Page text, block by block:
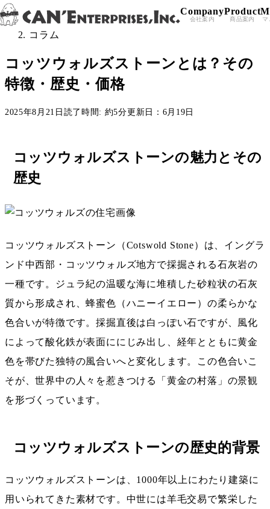
Skip to content
Company
会社案内
Product
商品案内 マ
All Posts ＞
コラム
コッツウォルズストーンとは？その
特徴・歴史・価格
2025年8月21日 読了時間: 約5分更新日：6月19日
コッツウォルズストーンの魅力とその
歴史
コッツウォルズストーン（Cotswold Stone）は、イングラ
ンド中西部・コッツウォルズ地方で採掘される石灰岩の
一種です。ジュラ紀の温暖な海に堆積した砂粒状の石灰
質から形成され、蜂蜜色（ハニーイエロー）の柔らかな
色合いが特徴です。採掘直後は白っぽい石ですが、風化
によって酸化鉄が表面ににじみ出し、経年とともに黄金
色を帯びた独特の風合いへと変化します。この色合いこ
そが、世界中の人々を惹きつける「黄金の村落」の景観
を形づくっています。
コッツウォルズストーンの歴史的背景
コッツウォルズストーンは、1000年以上にわたり建築に
用いられてきた素材です。中世には羊毛交易で繁栄した